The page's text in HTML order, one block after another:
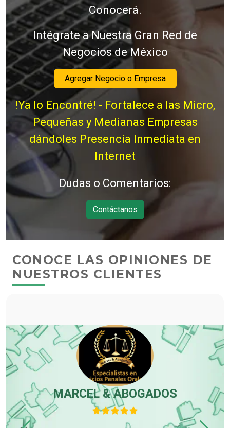
Conocerá.
Intégrate a Nuestra Gran Red de
Negocios de México
Agregar Negocio o Empresa
!Ya lo Encontré! - Fortalece a las Micro,
Pequeñas y Medianas Empresas
dándoles Presencia Inmediata en
Internet
Dudas o Comentarios:
Contáctanos
CONOCE LAS OPINIONES DE
NUESTROS CLIENTES
MARCEL & ABOGADOS